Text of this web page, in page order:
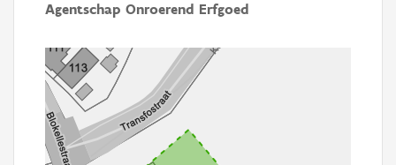
Agentschap Onroerend Erfgoed